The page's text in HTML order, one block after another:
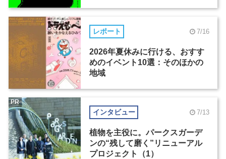
レポート 7/16
2026年夏休みに行ける、おすす
めのイベント10選：そのほかの
地域
インタビュー 7/13
植物を主役に。パークスガーデ
ンの“残して磨く”リニューアル
プロジェクト（1）
PR